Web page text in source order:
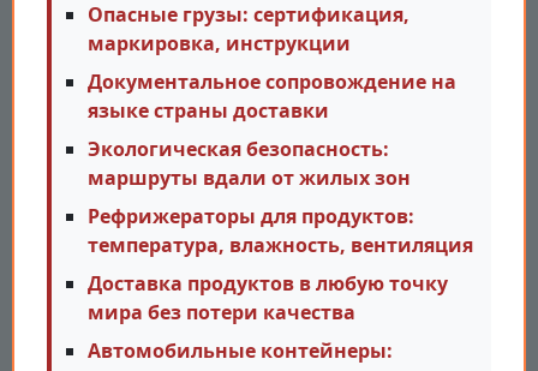
Опасные грузы: сертификация,
маркировка, инструкции
Документальное сопровождение на
языке страны доставки
Экологическая безопасность:
маршруты вдали от жилых зон
Рефрижераторы для продуктов:
температура, влажность, вентиляция
Доставка продуктов в любую точку
мира без потери качества
Автомобильные контейнеры: